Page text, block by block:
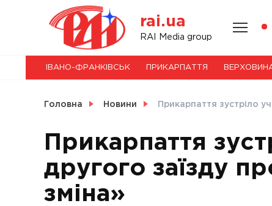
rai.ua
RAI Media group
НОВИНИ
СВІТ
УКРАЇНА
ІВАНО-ФРАНКІВСЬК ПРИКАРПАТТЯ
Головна Новини Прикарпаття зустріло
Прикарпаття
другого заїзду
зміна»